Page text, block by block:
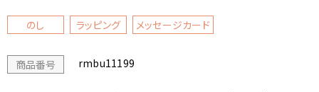
のし ラッピング メッセージカード
商品番号 rmbu11199